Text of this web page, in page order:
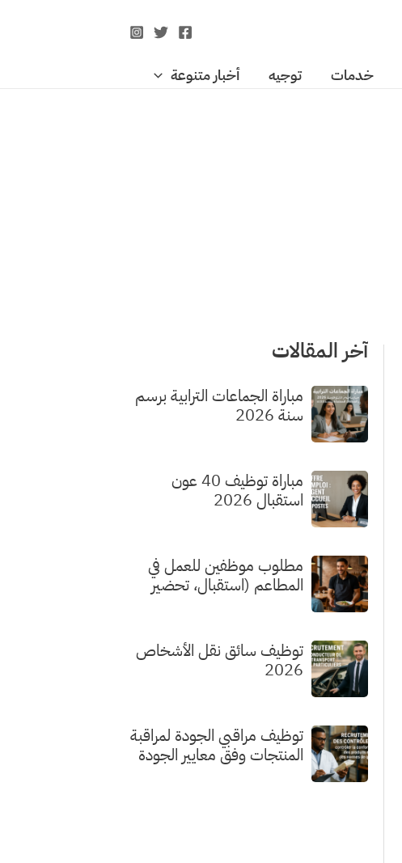
خدمات توجيه أخبار متنوعة
آخر المقالات
مباراة الجماعات الترابية برسم
سنة 2026
مباراة توظيف 40 عون
استقبال 2026
مطلوب موظفين للعمل في
المطاعم (استقبال، تحضير
توظيف سائق نقل الأشخاص
2026
توظيف مراقبي الجودة لمراقبة
المنتجات وفق معايير الجودة